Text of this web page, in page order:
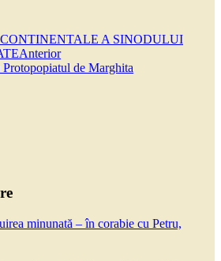
A SINODULUI
Anterior
de Marghita